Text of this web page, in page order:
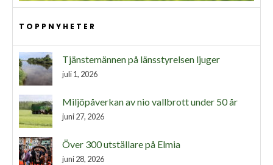
TOPPNYHETER
Tjänstemännen på länsstyrelsen ljuger
juli 1, 2026
Miljöpåverkan av nio vallbrott under 50 år
juni 27, 2026
Över 300 utställare på Elmia
juni 28, 2026